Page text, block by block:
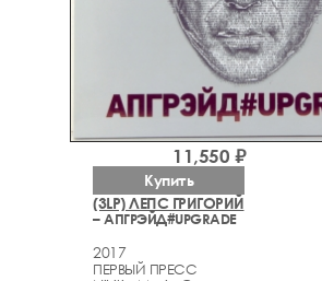
(3LP) ЛЕПС ГРИГОРИЙ
– АПГРЭЙД#UPGRADE
2017
ПЕРВЫЙ ПРЕСС
11,550 ₽
Купить